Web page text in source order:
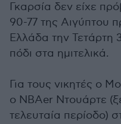
Γκαρσία δεν είχε
90-77 της Αιγύπτου
Ελλάδα την Τετάρτη
πόδι στα ημιτελικά.
Για τους νικητές ο
ο NBAer Ντουάρτε
τελευταία περίοδο)